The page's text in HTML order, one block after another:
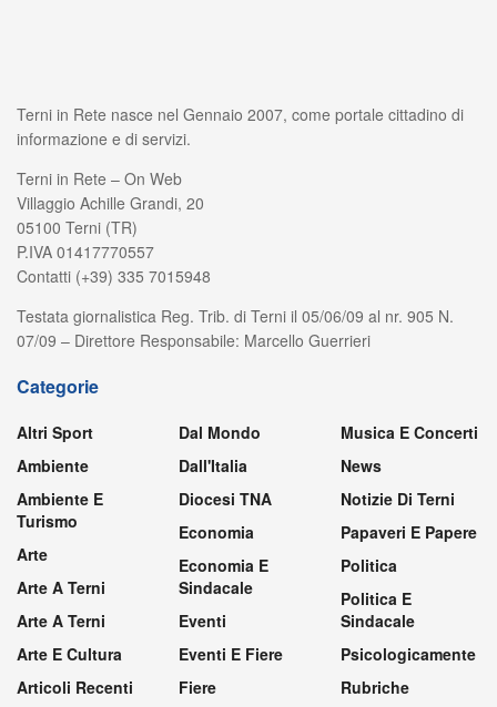
Terni in Rete nasce nel Gennaio 2007, come portale cittadino di
informazione e di servizi.
Terni in Rete – On Web
Villaggio Achille Grandi, 20
05100 Terni (TR)
P.IVA 01417770557
Contatti (+39) 335 7015948
Testata giornalistica Reg. Trib. di Terni il 05/06/09 al nr. 905 N.
07/09 – Direttore Responsabile: Marcello Guerrieri
Categorie
Altri Sport
Ambiente
Ambiente E
Turismo
Arte
Arte A Terni
Arte A Terni
Arte E Cultura
Articoli Recenti
Dal Mondo
Dall'Italia
Diocesi TNA
Economia
Economia E
Sindacale
Eventi
Eventi E Fiere
Fiere
Musica E Concerti
News
Notizie Di Terni
Papaveri E Papere
Politica
Politica E
Sindacale
Psicologicamente
Rubriche